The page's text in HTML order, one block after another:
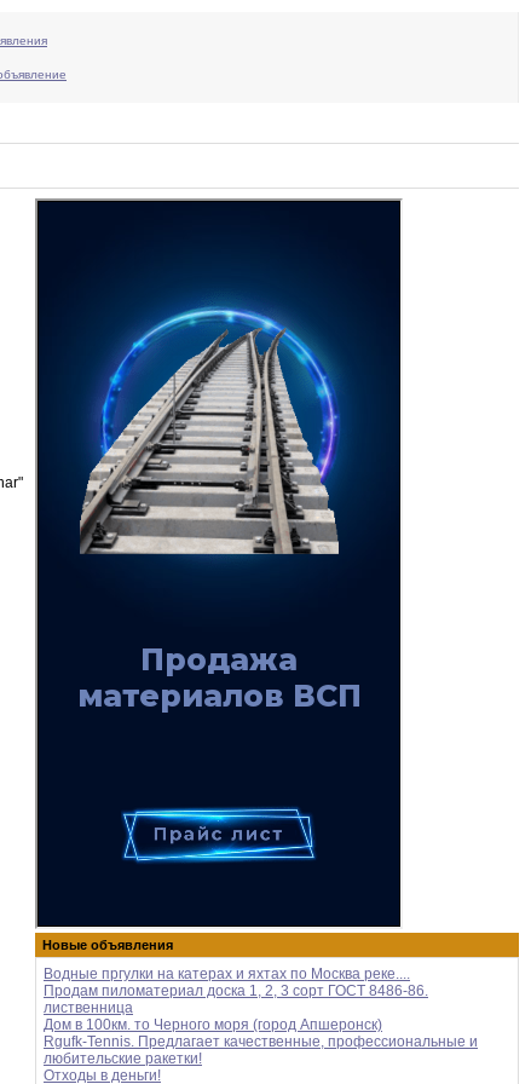
Новые объявления
Водные пргулки на катерах и яхтах по Москва реке....
Продам пиломатериал доска 1, 2, 3 сорт ГОСТ 8486-86.
лиственница
Дом в 100км. то Черного моря (город Апшеронск)
Rgufk-Tennis. Предлагает качественные, профессиональные и
любительские ракетки!
Отходы в деньги!